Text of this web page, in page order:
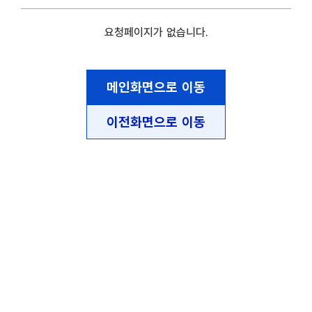
요청페이지가 없습니다.
메인화면으로 이동
이전화면으로 이동